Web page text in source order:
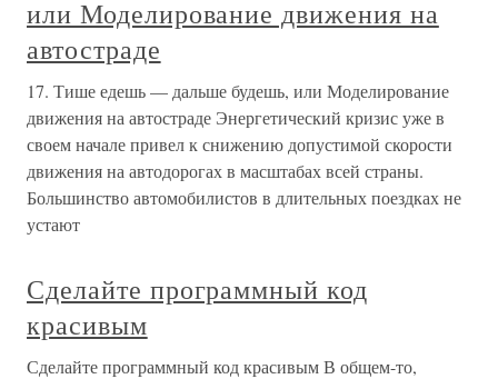
или Моделирование движения на
автостраде
17. Тише едешь — дальше будешь, или Моделирование
движения на автостраде Энергетический кризис уже в
своем начале привел к снижению допустимой скорости
движения на автодорогах в масштабах всей страны.
Большинство автомобилистов в длительных поездках не
устают
Сделайте программный код
красивым
Сделайте программный код красивым В общем-то,